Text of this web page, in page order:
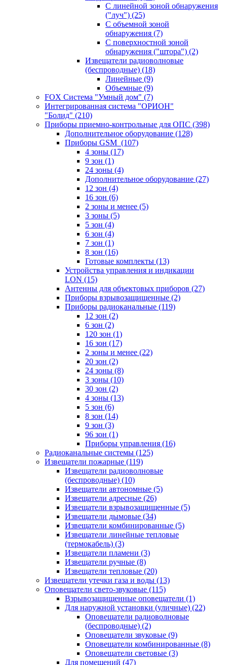
С линейной зоной обнаружения
("луч") (25)
С объемной зоной
обнаружения (7)
С поверхностной зоной
обнаружения ("штора") (2)
Извещатели радиоволновые
(беспроводные) (18)
Линейные (9)
Объемные (9)
FOX Система "Умный дом" (7)
Интегрированная система "ОРИОН"
"Болид" (210)
Приборы приемно-контрольные для ОПС (398)
Дополнительное оборудование (128)
Приборы GSM (107)
4 зоны (17)
9 зон (1)
24 зоны (4)
Дополнительное оборудование (27)
12 зон (4)
16 зон (6)
2 зоны и менее (5)
3 зоны (5)
5 зон (4)
6 зон (4)
7 зон (1)
8 зон (16)
Готовые комплекты (13)
Устройства управления и индикации
LON (15)
Антенны для объектовых приборов (27)
Приборы взрывозащищенные (2)
Приборы радиоканальные (119)
12 зон (2)
6 зон (2)
120 зон (1)
16 зон (17)
2 зоны и менее (22)
20 зон (2)
24 зоны (8)
3 зоны (10)
30 зон (2)
4 зоны (13)
5 зон (6)
8 зон (14)
9 зон (3)
96 зон (1)
Приборы управления (16)
Радиоканальные системы (125)
Извещатели пожарные (119)
Извещатели радиоволновые
(беспроводные) (10)
Извещатели автономные (5)
Извещатели адресные (26)
Извещатели взрывозащищенные (5)
Извещатели дымовые (34)
Извещатели комбинированные (5)
Извещатели линейные тепловые
(термокабель) (3)
Извещатели пламени (3)
Извещатели ручные (8)
Извещатели тепловые (20)
Извещатели утечки газа и воды (13)
Оповещатели свето-звуковые (115)
Взрывозащищенные оповещатели (1)
Для наружной установки (уличные) (22)
Оповещатели радиоволновые
(беспроводные) (2)
Оповещатели звуковые (9)
Оповещатели комбинированные (8)
Оповещатели световые (3)
Для помещений (47)